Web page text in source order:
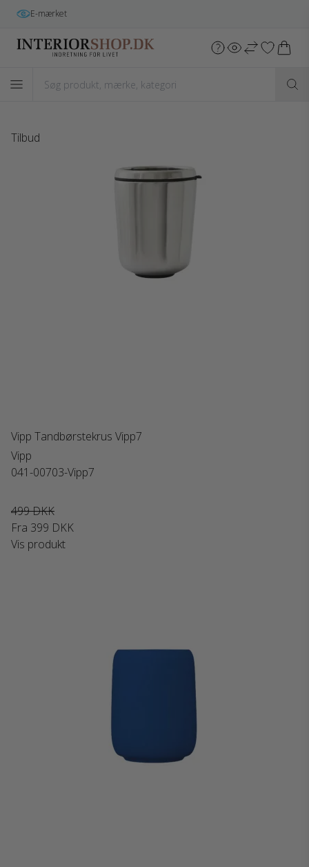
E-mærket
Tilbud
Vipp Tandbørstekrus Vipp7
Vipp
041-00703-Vipp7
499 DKK
Fra 399 DKK
Vis produkt